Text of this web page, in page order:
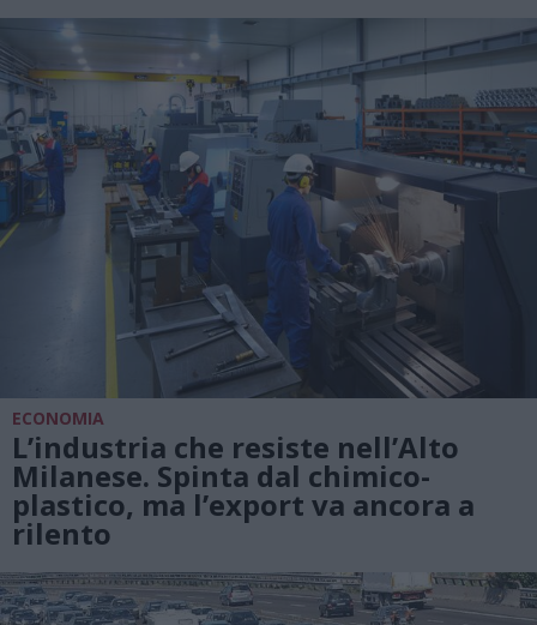
ECONOMIA
L’industria che resiste nell’Alto
Milanese. Spinta dal chimico-
plastico, ma l’export va ancora a
rilento